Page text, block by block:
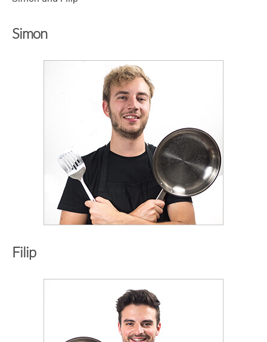
Simon
Filip